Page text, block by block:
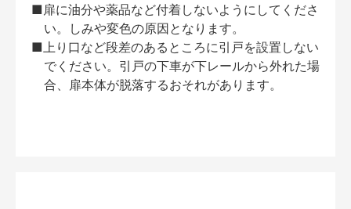
■扉に油分や薬品など付着しないようにしてくださ
い。しみや変色の原因となります。
■上り口など段差のあるところに引戸を設置しない
でください。引戸の下車が下レールから外れた場
合、扉本体が脱落するおそれがあります。